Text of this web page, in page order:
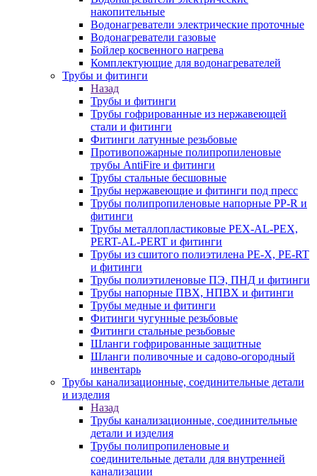
накопительные
Водонагреватели электрические проточные
Водонагреватели газовые
Бойлер косвенного нагрева
Комплектующие для водонагревателей
Трубы и фитинги
Назад
Трубы и фитинги
Трубы гофрированные из нержавеющей
стали и фитинги
Фитинги латунные резьбовые
Противопожарные полипропиленовые
трубы AntiFire и фитинги
Трубы стальные бесшовные
Трубы нержавеющие и фитинги под пресс
Трубы полипропиленовые напорные PP-R и
фитинги
Трубы металлопластиковые PEX-AL-PEX,
PERT-AL-PERT и фитинги
Трубы из сшитого полиэтилена PE-X, PE-RT
и фитинги
Трубы полиэтиленовые ПЭ, ПНД и фитинги
Трубы напорные ПВХ, НПВХ и фитинги
Трубы медные и фитинги
Фитинги чугунные резьбовые
Фитинги стальные резьбовые
Шланги гофрированные защитные
Шланги поливочные и садово-огородный
инвентарь
Трубы канализационные, соединительные детали
и изделия
Назад
Трубы канализационные, соединительные
детали и изделия
Трубы полипропиленовые и
соединительные детали для внутренней
канализации